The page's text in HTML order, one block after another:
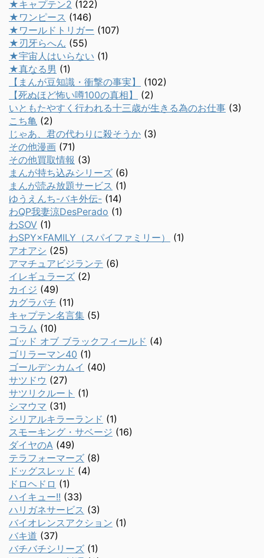
★キャプテン2 (122)
★ワンピース (146)
★ワールドトリガー (107)
★刃牙らへん (55)
★宇宙人はいらない (1)
★真なる男 (1)
【まんが豆知識・衝撃の事実】
(102)
【死ぬほど怖い噂100の真相】
(2)
いともたやすく行われる十三歳が生きる為のお仕事 (3)
こち亀 (2)
じゃあ、君の代わりに殺そうか (3)
その他漫画 (71)
その他買取情報 (3)
まんが持ち込みシリーズ (6)
まんが読み放題サービス (1)
ゆうえんち-バキ外伝- (14)
わQP我妻涼DesPerado (1)
わSOV (1)
わSPY×FAMILY（スパイファミリー）
(1)
アオアシ (25)
アマチュアビジランテ (6)
イレギュラーズ (2)
カイジ (49)
カグラバチ (11)
キャプテン名言集 (5)
コラム (10)
ゴッド オブ ブラックフィールド (4)
ゴリラーマン40 (1)
ゴールデンカムイ (40)
サツドウ (27)
サツリクルート (1)
シマウマ (31)
シリアルキラーランド (1)
スモーキング・サベージ (16)
ダイヤのA (49)
テラフォーマーズ (8)
ドッグスレッド (4)
ドロヘドロ (1)
ハイキュー!! (33)
ハリガネサービス (3)
バイオレンスアクション (1)
バキ道 (37)
バチバチシリーズ (1)